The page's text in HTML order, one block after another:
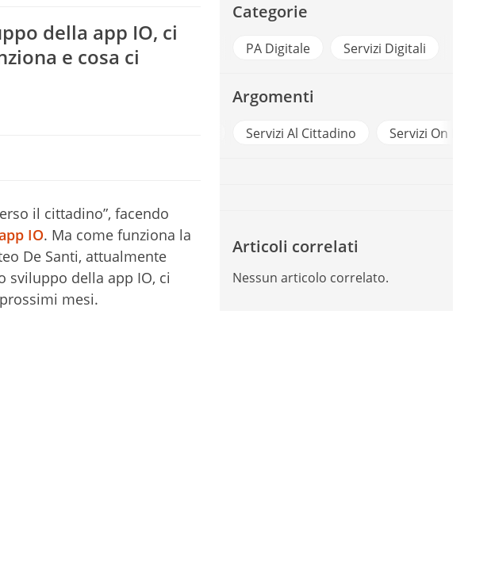
della app IO, ci
e cosa ci
il cittadino”, facendo
IO. Ma come funziona la
De Santi, attualmente
sviluppo della app IO, ci
mesi.
Categorie
PA Digitale Servizi Digitali
Argomenti
Servizi Al Cittadino Servizi On Line
Articoli correlati
Nessun articolo correlato.